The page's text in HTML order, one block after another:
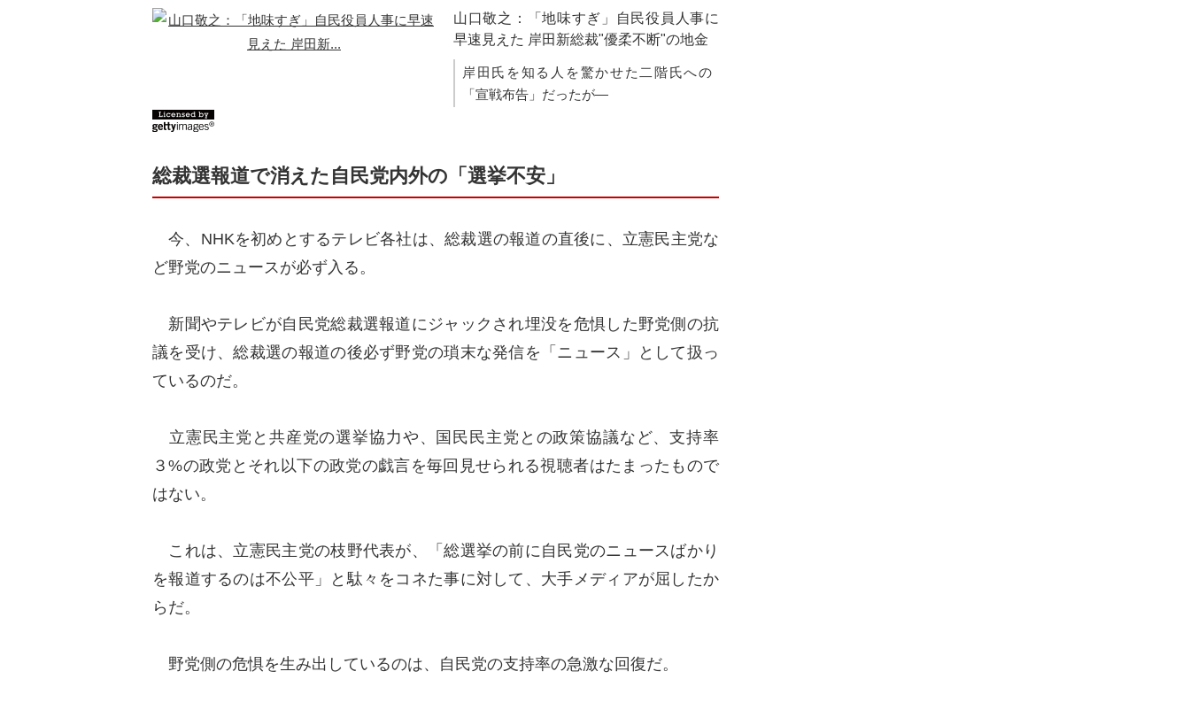
山口敬之：「地味すぎ」自民役員人事に
早速見えた 岸田新総裁"優柔不断"の地金
岸田氏を知る人を驚かせた二階氏への
「宣戦布告」だったが―
総裁選報道で消えた自民党内外の「選挙不安」
今、NHKを初めとするテレビ各社は、総裁選の報道の直後に、立憲民主党な
ど野党のニュースが必ず入る。
新聞やテレビが自民党総裁選報道にジャックされ埋没を危惧した野党側の抗
議を受け、総裁選の報道の後必ず野党の瑣末な発信を「ニュース」として扱っ
ているのだ。
立憲民主党と共産党の選挙協力や、国民民主党との政策協議など、支持率
３%の政党とそれ以下の政党の戯言を毎回見せられる視聴者はたまったもので
はない。
これは、立憲民主党の枝野代表が、「総選挙の前に自民党のニュースばかり
を報道するのは不公平」と駄々をコネた事に対して、大手メディアが屈したか
らだ。
野党側の危惧を生み出しているのは、自民党の支持率の急激な回復だ。